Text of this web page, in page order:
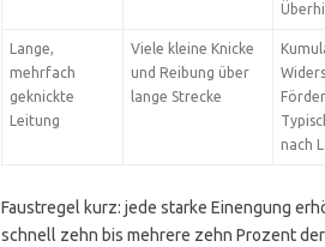
Lange,
mehrfach
geknickte
Leitung
Viele kleine Knicke
und Reibung über
lange Strecke
nach
Faustregel kurz: jede starke Einengung
schnell zehn bis mehrere zehn Prozent